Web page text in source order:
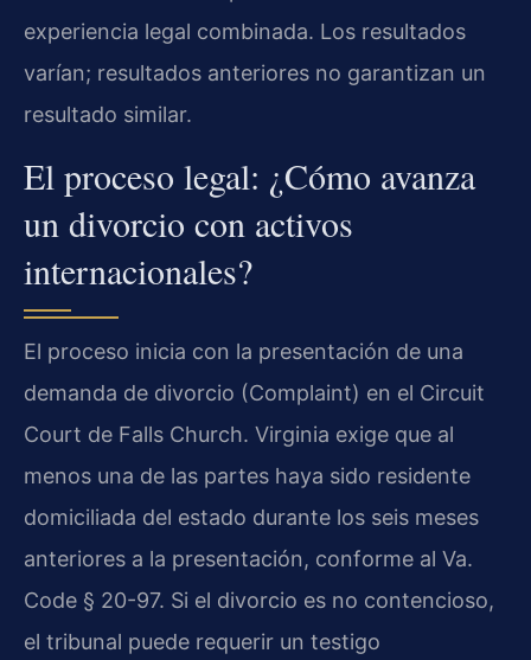
experiencia legal combinada. Los resultados
varían; resultados anteriores no garantizan un
resultado similar.
El proceso legal: ¿Cómo avanza
un divorcio con activos
internacionales?
El proceso inicia con la presentación de una
demanda de divorcio (Complaint) en el Circuit
Court de Falls Church. Virginia exige que al
menos una de las partes haya sido residente
domiciliada del estado durante los seis meses
anteriores a la presentación, conforme al Va.
Code § 20-97. Si el divorcio es no contencioso,
el tribunal puede requerir un testigo